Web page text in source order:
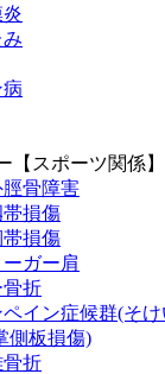
【スポーツ関係】
骨障害
損傷
損傷
ガー肩
骨折
イン症候群(そけ
側板損傷)
折